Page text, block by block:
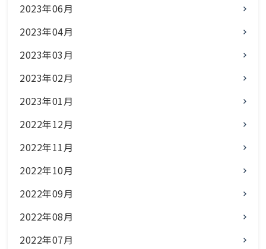
2023年06月
2023年04月
2023年03月
2023年02月
2023年01月
2022年12月
2022年11月
2022年10月
2022年09月
2022年08月
2022年07月